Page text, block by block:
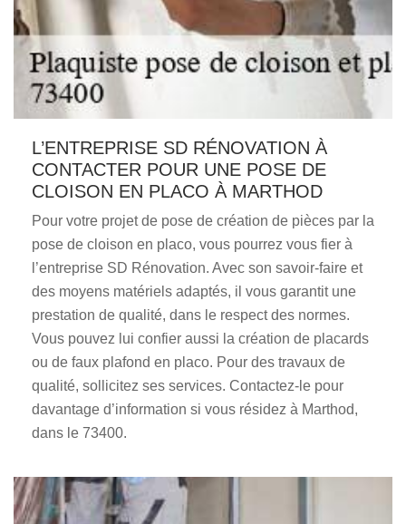
L’ENTREPRISE SD RÉNOVATION À
CONTACTER POUR UNE POSE DE
CLOISON EN PLACO À MARTHOD
Pour votre projet de pose de création de pièces par la
pose de cloison en placo, vous pourrez vous fier à
l’entreprise SD Rénovation. Avec son savoir-faire et
des moyens matériels adaptés, il vous garantit une
prestation de qualité, dans le respect des normes.
Vous pouvez lui confier aussi la création de placards
ou de faux plafond en placo. Pour des travaux de
qualité, sollicitez ses services. Contactez-le pour
davantage d’information si vous résidez à Marthod,
dans le 73400.